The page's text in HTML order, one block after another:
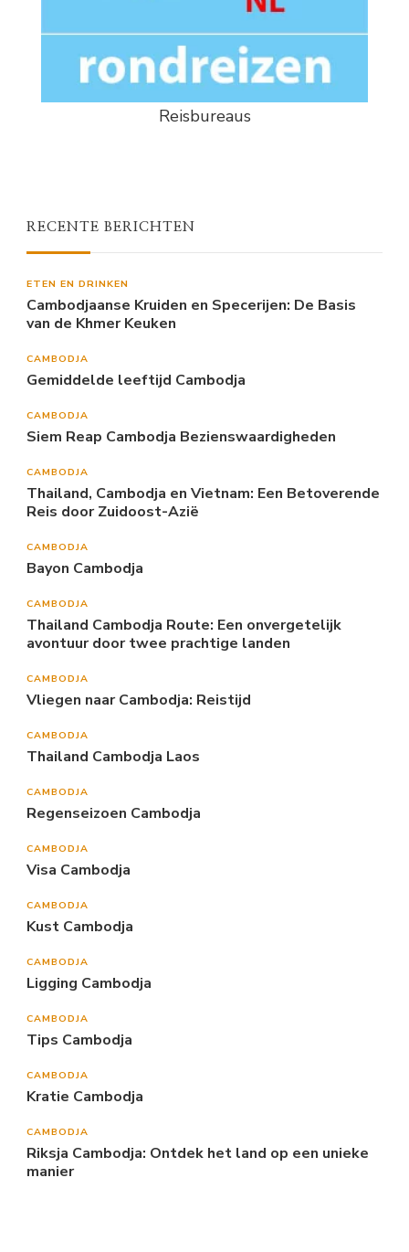
Reisbureaus
RECENTE BERICHTEN
ETEN EN DRINKEN
Cambodjaanse Kruiden en Specerijen: De Basis
van de Khmer Keuken
CAMBODJA
Gemiddelde leeftijd Cambodja
CAMBODJA
Siem Reap Cambodja Bezienswaardigheden
CAMBODJA
Thailand, Cambodja en Vietnam: Een Betoverende
Reis door Zuidoost-Azië
CAMBODJA
Bayon Cambodja
CAMBODJA
Thailand Cambodja Route: Een onvergetelijk
avontuur door twee prachtige landen
CAMBODJA
Vliegen naar Cambodja: Reistijd
CAMBODJA
Thailand Cambodja Laos
CAMBODJA
Regenseizoen Cambodja
CAMBODJA
Visa Cambodja
CAMBODJA
Kust Cambodja
CAMBODJA
Ligging Cambodja
CAMBODJA
Tips Cambodja
CAMBODJA
Kratie Cambodja
CAMBODJA
Riksja Cambodja: Ontdek het land op een unieke
manier